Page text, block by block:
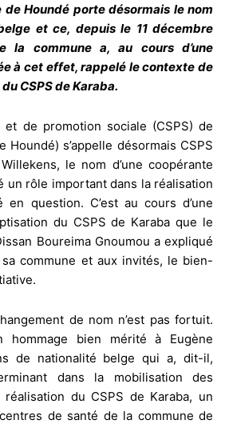
Houndé porte désormais le nom
et ce, depuis le 11 décembre
la commune a, au cours d’une
à cet effet, rappelé le contexte de
CSPS de Karaba.
de promotion sociale (CSPS) de
Houndé) s’appelle désormais CSPS
le nom d’une coopérante
un rôle important dans la réalisation
question. C’est au cours d’une
du CSPS de Karaba que le
Boureima Gnoumou a expliqué
commune et aux invités, le bien-
de nom n’est pas fortuit.
hommage bien mérité à Eugène
de nationalité belge qui a, dit-il,
dans la mobilisation des
du CSPS de Karaba, un
de santé de la commune de